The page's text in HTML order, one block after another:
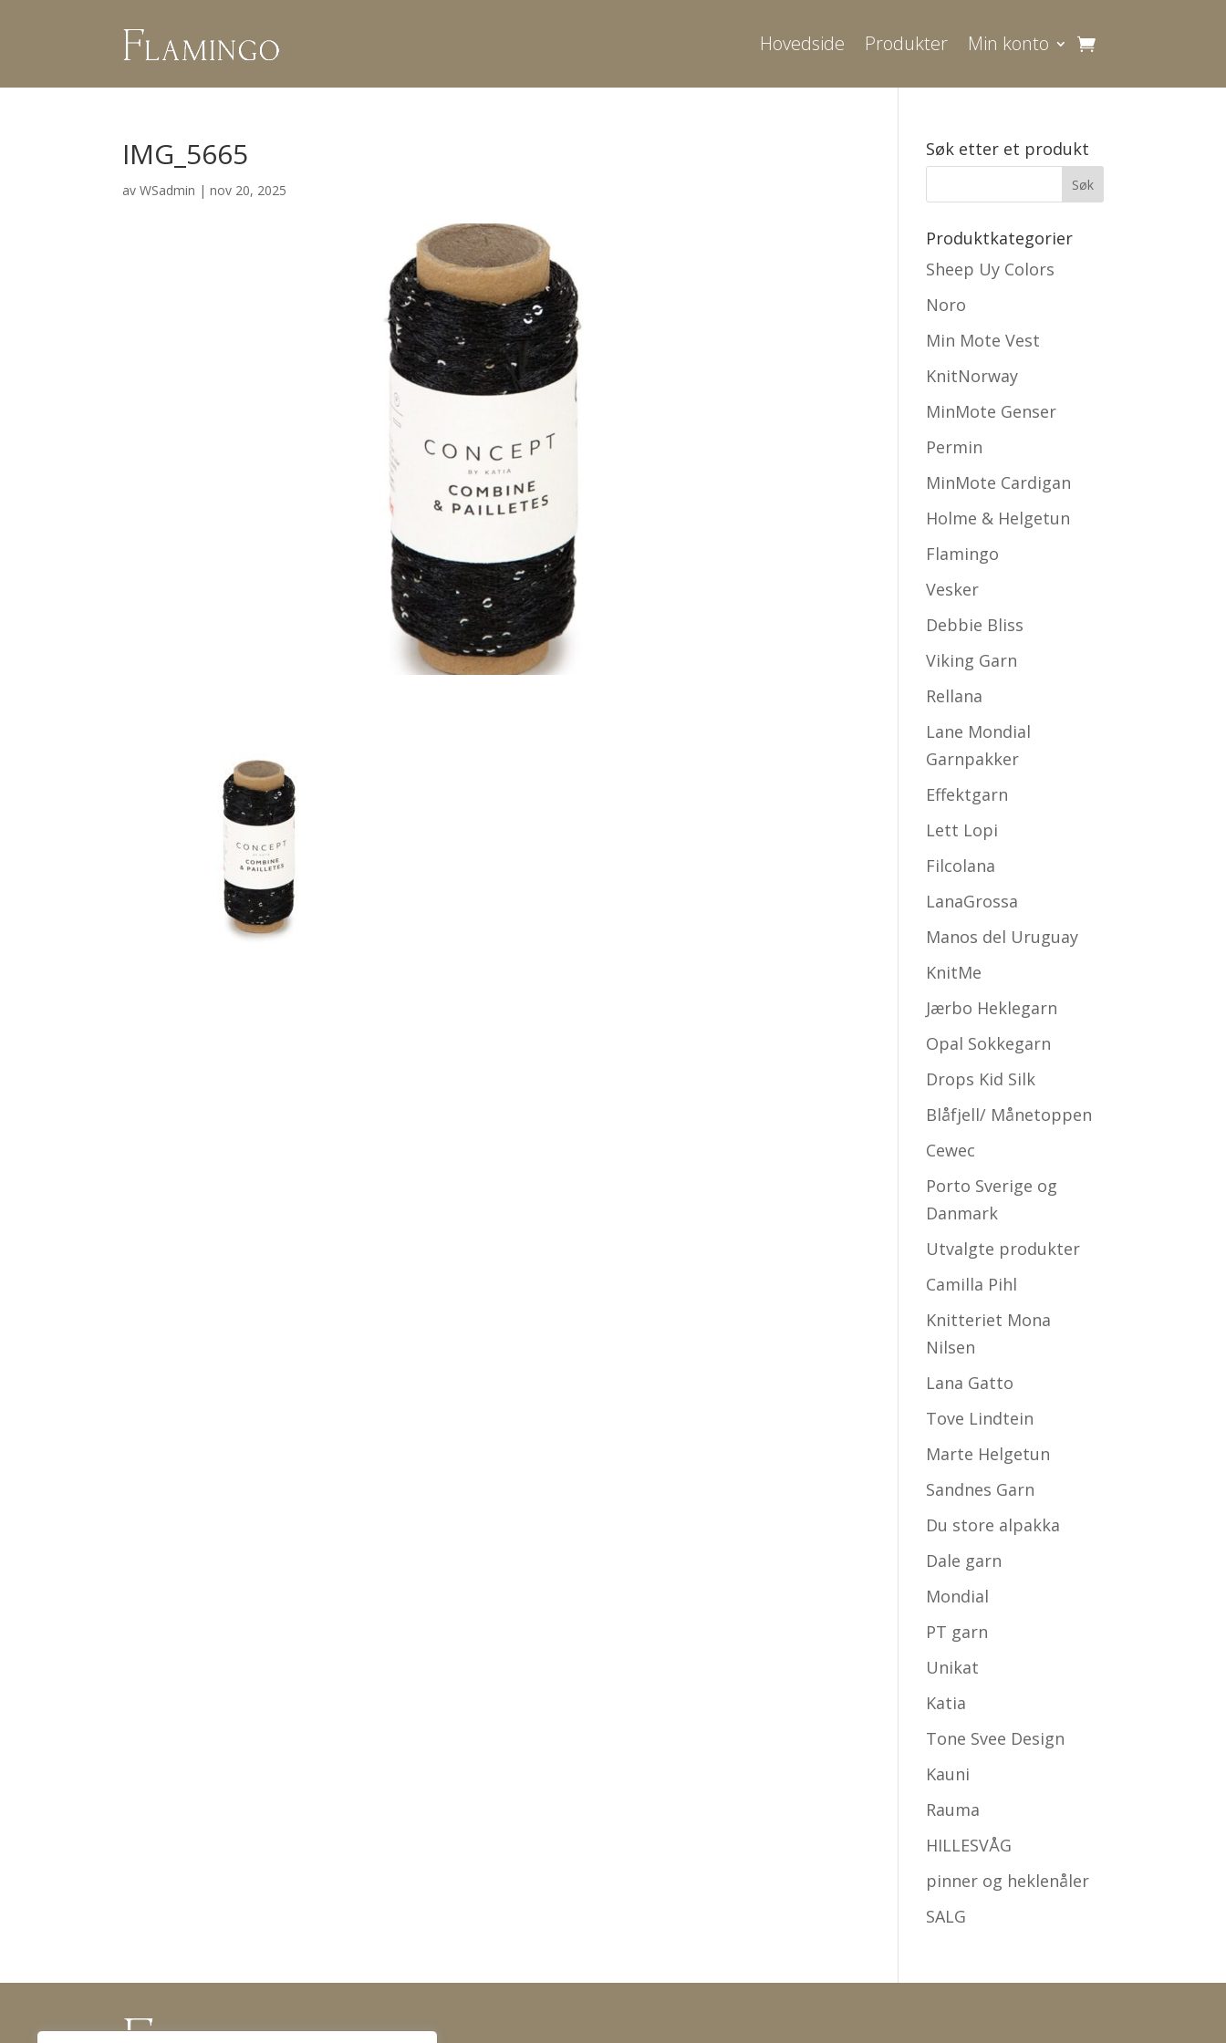
Hovedside Produkter Min konto
IMG_5665
avWSadmin |nov 20, 2025
Søk etter et produkt
Produktkategorier
Sheep Uy Colors
Noro
Min Mote Vest
KnitNorway
MinMote Genser
Permin
MinMote Cardigan
Holme & Helgetun
Flamingo
Vesker
Debbie Bliss
Viking Garn
Rellana
Lane Mondial
Garnpakker
Effektgarn
Lett Lopi
Filcolana
LanaGrossa
Manos del Uruguay
KnitMe
Jærbo Heklegarn
Opal Sokkegarn
Drops Kid Silk
Blåfjell/ Månetoppen
Cewec
Porto Sverige og
Danmark
Utvalgte produkter
Camilla Pihl
Knitteriet Mona
Nilsen
Lana Gatto
Tove Lindtein
Marte Helgetun
Sandnes Garn
Du store alpakka
Dale garn
Mondial
PT garn
Unikat
Katia
Tone Svee Design
Kauni
Rauma
HILLESVÅG
pinner og heklenåler
SALG